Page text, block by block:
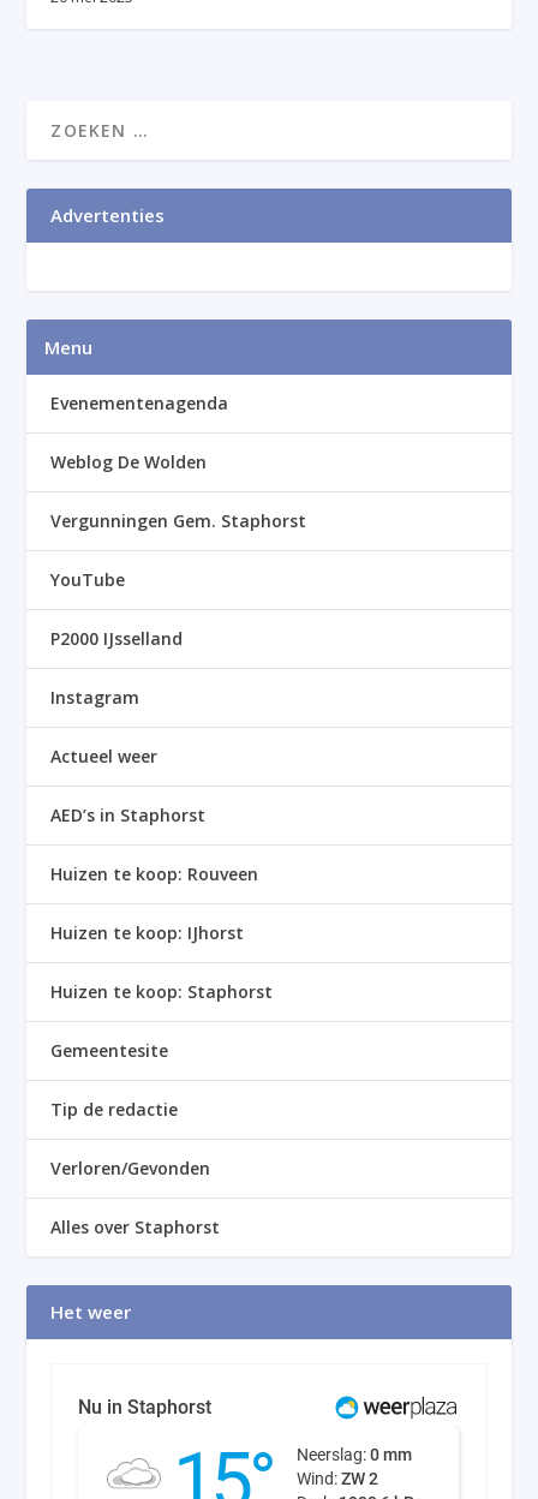
Advertenties
Menu
Evenementenagenda
Weblog De Wolden
Vergunningen Gem. Staphorst
YouTube
P2000 IJsselland
Instagram
Actueel weer
AED’s in Staphorst
Huizen te koop: Rouveen
Huizen te koop: IJhorst
Huizen te koop: Staphorst
Gemeentesite
Tip de redactie
Verloren/Gevonden
Alles over Staphorst
Het weer